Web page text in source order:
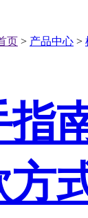
页 > 产品中心 >
指
方